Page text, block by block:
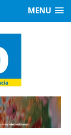
MENU